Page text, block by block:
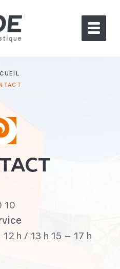
10
h / 13 h 15 – 17 h